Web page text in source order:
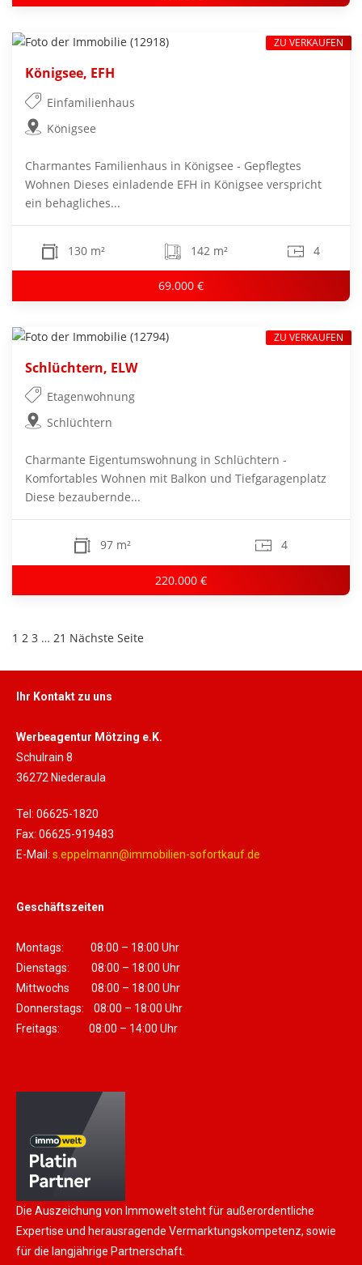
Königsee, EFH
Einfamilienhaus
Königsee
Charmantes Familienhaus in Königsee - Gepflegtes
Wohnen Dieses einladende EFH in Königsee verspricht
ein behagliches...
130 m² 142 m² 4
69.000 €
ZU VERKAUFEN
Schlüchtern, ELW
Etagenwohnung
Schlüchtern
Charmante Eigentumswohnung in Schlüchtern -
Komfortables Wohnen mit Balkon und Tiefgaragenplatz
Diese bezaubernde...
97 m² 4
220.000 €
ZU VERKAUFEN
1 2 3 … 21 Nächste Seite
Ihr Kontakt zu uns
Werbeagentur Mötzing e.K.
Schulrain 8
36272 Niederaula
Tel: 06625-1820
Fax: 06625-919483
E-Mail: s.eppelmann@immobilien-sofortkauf.de
Geschäftszeiten
Montags: 08:00 – 18:00 Uhr
Dienstags: 08:00 – 18:00 Uhr
Mittwochs 08:00 – 18:00 Uhr
Donnerstags: 08:00 – 18:00 Uhr
Freitags: 08:00 – 14:00 Uhr
Die Auszeichung von Immowelt steht für außerordentliche
Expertise und herausragende Vermarktungskompetenz, sowie
für die langjährige Partnerschaft.